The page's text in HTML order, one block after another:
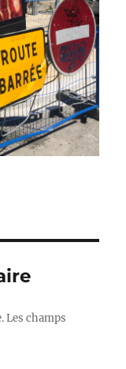
Les champs